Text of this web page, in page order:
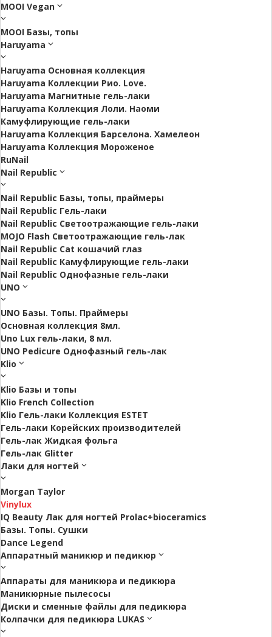
MOOI Vegan
MOOI Базы, топы
Haruyama
Haruyama Основная коллекция
Haruyama Коллекции Рио. Love.
Haruyama Магнитные гель-лаки
Haruyama Коллекция Лоли. Наоми
Камуфлирующие гель-лаки
Haruyama Коллекция Барселона. Хамелеон
Haruyama Коллекция Мороженое
RuNail
Nail Republic
Nail Republic Базы, топы, праймеры
Nail Republic Гель-лаки
Nail Republic Светоотражающие гель-лаки
MOJO Flash Светоотражающие гель-лак
Nail Republic Cat кошачий глаз
Nail Republic Камуфлирующие гель-лаки
Nail Republic Однофазные гель-лаки
UNO
UNO Базы. Топы. Праймеры
Основная коллекция 8мл.
Uno Lux гель-лаки, 8 мл.
UNO Pedicure Однофазный гель-лак
Klio
Klio Базы и топы
Klio French Collection
Klio Гель-лаки Коллекция ESTET
Гель-лаки Корейских производителей
Гель-лак Жидкая фольга
Гель-лак Glitter
Лаки для ногтей
Morgan Taylor
Vinylux
IQ Beauty Лак для ногтей Prolac+bioceramics
Базы. Топы. Сушки
Dance Legend
Аппаратный маникюр и педикюр
Аппараты для маникюра и педикюра
Маникюрные пылесосы
Диски и сменные файлы для педикюра
Колпачки для педикюра LUKAS